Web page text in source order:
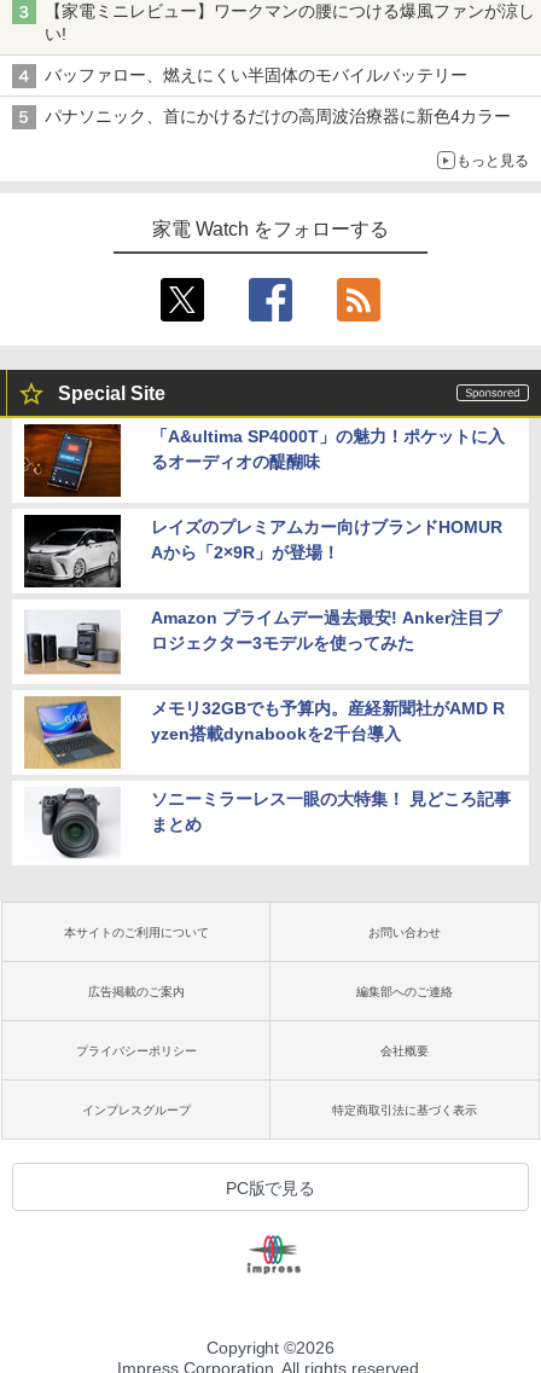
【家電ミニレビュー】ワークマンの腰につける爆風ファンが涼し
い!
バッファロー、燃えにくい半固体のモバイルバッテリー
パナソニック、首にかけるだけの高周波治療器に新色4カラー
もっと見る
家電 Watch をフォローする
Special Site
「A&ultima SP4000T」の魅力！ポケットに入
るオーディオの醍醐味
レイズのプレミアムカー向けブランドHOMUR
Aから「2×9R」が登場！
Amazon プライムデー過去最安! Anker注目プ
ロジェクター3モデルを使ってみた
メモリ32GBでも予算内。産経新聞社がAMD R
yzen搭載dynabookを2千台導入
ソニーミラーレス一眼の大特集！ 見どころ記事
まとめ
本サイトのご利用について お問い合わせ
広告掲載のご案内 編集部へのご連絡
プライバシーポリシー 会社概要
インプレスグループ 特定商取引法に基づく表示
PC版で見る
Copyright ©2026
Impress Corporation. All rights reserved.